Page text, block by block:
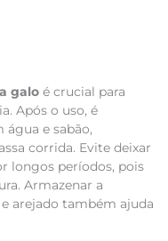
galoé crucial para
Após o uso, é
e sabão,
corrida. Evite deixar
longos períodos, pois
Armazenar a
arejado também ajuda